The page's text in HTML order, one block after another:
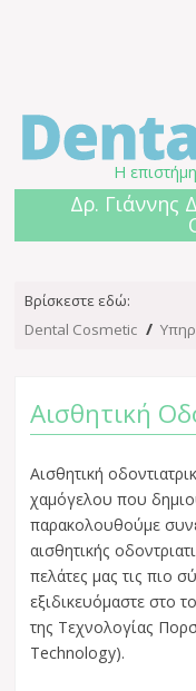
Η
Δρ. Γιάννης
Βρίσκεστε εδώ:
Dental Cosmetic
Αισθητική
Aισθητική
χαμόγελου που
παρακολουθούμε
αισθητικής
πελάτες μας τις πιο
εξιδικευόμαστε στο
της Τεχνολογίας
Technology).